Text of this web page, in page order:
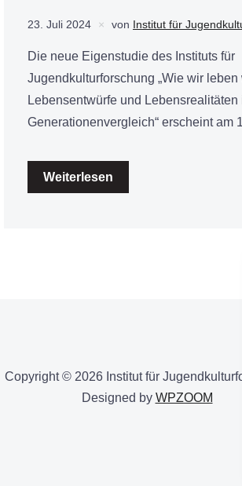
23. Juli 2024 von Institut für
Die neue Eigenstudie des Instituts für
Jugendkulturforschung „Wie wir leben
Lebensentwürfe und Lebensrealitäten
Generationenvergleich“ erscheint am
Weiterlesen
Copyright © 2026 Institut für
Designed by WPZOOM